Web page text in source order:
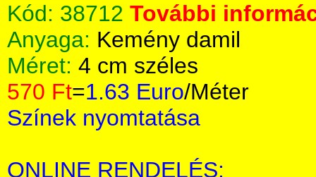
Kód: 38712 További
Anyaga: Kemény damil
Méret: 4 cm széles
570 Ft=1.63 Euro/Méter
Színek nyomtatása
ONLINE RENDELÉS: